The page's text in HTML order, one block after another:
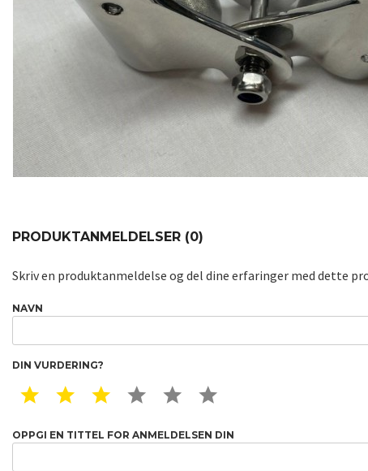
PRODUKTANMELDELSER (0)
Skriv en produktanmeldelse og del dine erfaringer med dette
NAVN
DIN VURDERING?
1 STAR2 STAR3 STAR4 STAR5 STAR
OPPGI EN TITTEL FOR ANMELDELSEN DIN